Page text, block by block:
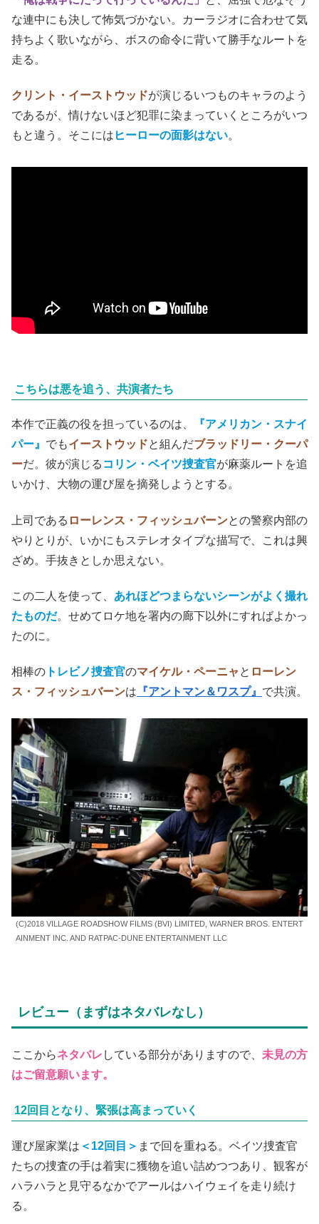
な連中にも決して怖気づかない。カーラジオに合わせて気
持ちよく歌いながら、ボスの命令に背いて勝手なルートを
走る。
クリント・イーストウッドが演じるいつものキャラのよう
であるが、情けないほど犯罪に染まっていくところがいつ
もと違う。そこには ヒーローの面影はない。
こちらは悪を追う、共演者たち
本作で正義の役を担っているのは、
『アメリカン・スナイ
パー』 でもイーストウッドと組んだブラッドリー・クーパ
ーだ。彼が演じる コリン・ベイツ捜査官が麻薬ルートを追
いかけ、大物の運び屋を摘発しようとする。
上司である ローレンス・フィッシュバーンとの警察内部の
やりとりが、いかにもステレオタイプな描写で、これは興
ざめ。手抜きとしか思えない。
この二人を使って、 あれほどつまらないシーンがよく撮れ
たものだ。せめてロケ地を署内の廊下以外にすればよかっ
たのに。
相棒の トレビノ捜査官のマイケル・ペーニャ と ローレン
ス・フィッシュバーンは 『アントマン＆ワスプ』 で共演。
(C)2018 VILLAGE ROADSHOW FILMS (BVI) LIMITED, WARNER BROS. ENTERT
AINMENT INC. AND RATPAC-DUNE ENTERTAINMENT LLC
レビュー（まずはネタバレなし）
ここからネタバレ している部分がありますので、 未見の方
はご留意願います。
12回目となり、緊張は高まっていく
運び屋家業は ＜12回目＞ まで回を重ねる。ベイツ捜査官
たちの捜査の手は着実に獲物を追い詰めつつあり、観客が
ハラハラと見守るなかでアールはハイウェイを走り続け
る。